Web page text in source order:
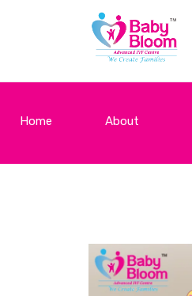
Home About